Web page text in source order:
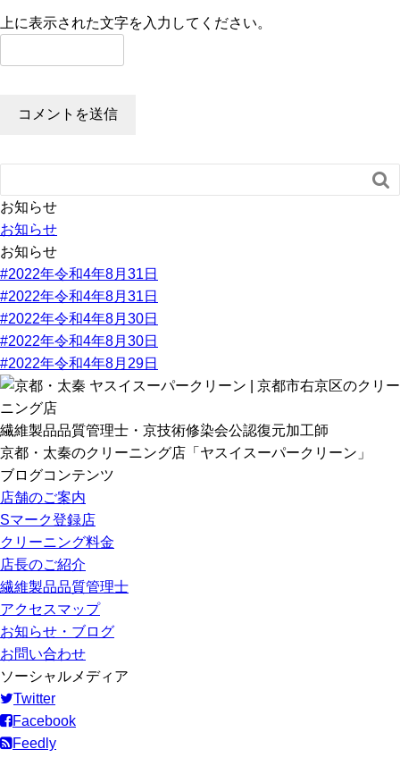
上に表示された文字を入力してください。

お知らせ
お知らせ
お知らせ
#2022年令和4年8月31日
#2022年令和4年8月31日
#2022年令和4年8月30日
#2022年令和4年8月30日
#2022年令和4年8月29日
繊維製品品質管理士・京技術修染会公認復元加工師
京都・太秦のクリーニング店「ヤスイスーパークリーン」
ブログコンテンツ
店舗のご案内
Sマーク登録店
クリーニング料金
店長のご紹介
繊維製品品質管理士
アクセスマップ
お知らせ・ブログ
お問い合わせ
ソーシャルメディア
Twitter
Facebook
Feedly